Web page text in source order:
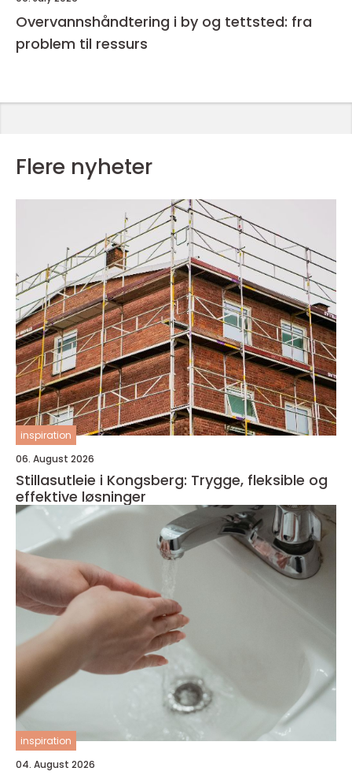
Overvannshåndtering i by og tettsted: fra
problem til ressurs
Flere nyheter
inspiration
06. August 2026
Stillasutleie i Kongsberg: Trygge, fleksible og
effektive løsninger
inspiration
04. August 2026